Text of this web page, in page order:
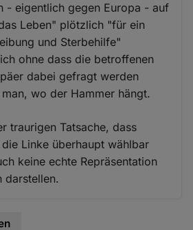
- eigentlich gegen Europa - auf
Leben" plötzlich "für ein
und Sterbehilfe"
ohne dass die betroffenen
dabei gefragt werden
wo der Hammer hängt.
traurigen Tatsache, dass
Linke überhaupt wählbar
keine echte Repräsentation
darstellen.